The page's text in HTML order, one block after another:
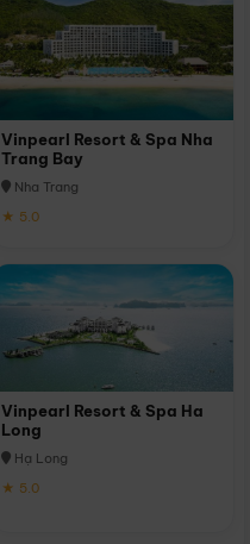
Vinpearl Resort & Spa Nha
Trang Bay
Nha Trang
★ 5.0
Vinpearl Resort & Spa Ha
Long
Hạ Long
★ 5.0